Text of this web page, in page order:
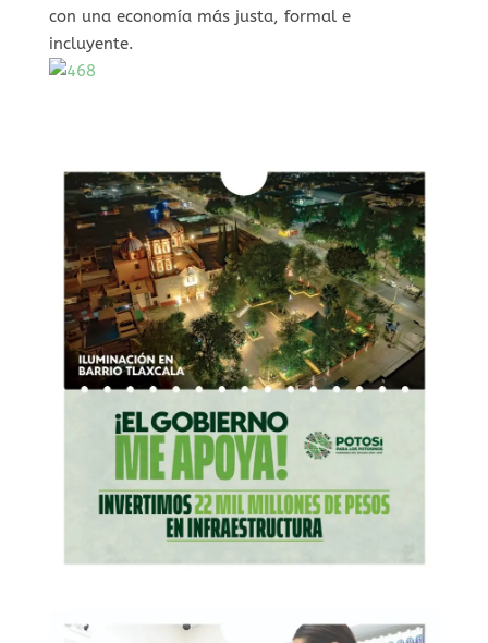
con una economía más justa, formal e
incluyente.